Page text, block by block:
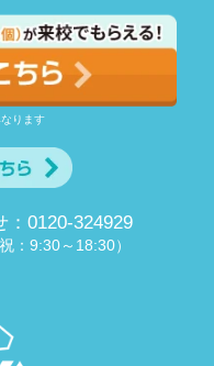
ります
0120-324929
：9:30～18:30）